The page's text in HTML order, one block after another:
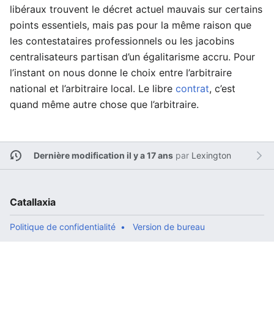
libéraux trouvent le décret actuel mauvais sur certains
points essentiels, mais pas pour la même raison que
les contestataires professionnels ou les jacobins
centralisateurs partisan d’un égalitarisme accru. Pour
l’instant on nous donne le choix entre l’arbitraire
national et l’arbitraire local. Le libre contrat, c’est
quand même autre chose que l’arbitraire.
Dernière modification il y a 17 anspar Lexington
Catallaxia
Politique de confidentialité Version de bureau